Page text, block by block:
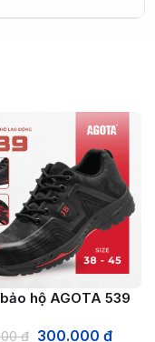
hộ AGOTA 539
₫ 300.000 ₫